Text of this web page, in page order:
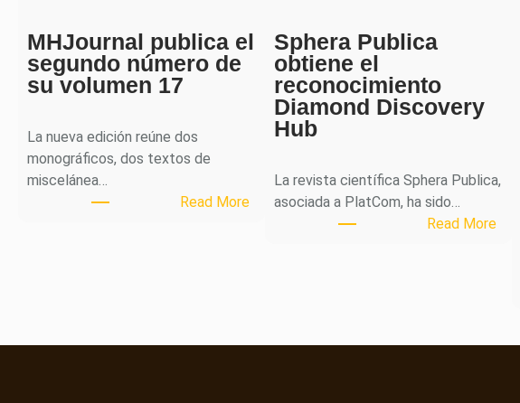
MHJournal publica el
segundo número de
su volumen 17
La nueva edición reúne dos
monográficos, dos textos de
miscelánea…
Read More:
Sphera Publica
obtiene el
reconocimiento
Diamond Discovery
Hub
La revista científica Sphera Publica,
asociada a PlatCom, ha sido…
Read More: